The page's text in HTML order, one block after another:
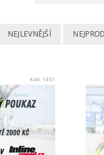
NEJLEVNĚJŠÍ
Kód: 1451